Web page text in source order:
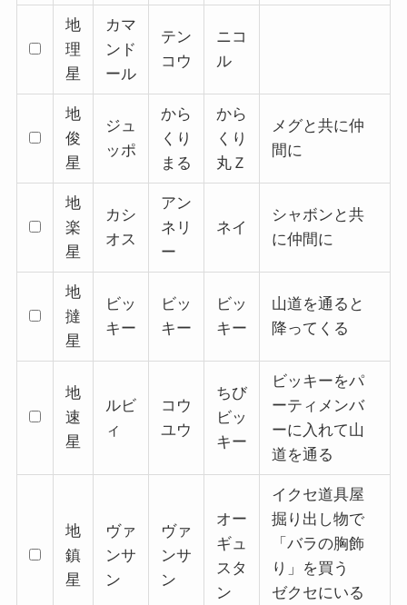
地
理
星
カマ
ンド
ール
テン
コウ
ニコ
ル
地
俊
星
ジュ
ッポ
から
くり
まる
から
くり
丸Ｚ
メグと共に仲
間に
地
楽
星
カシ
オス
アン
ネリ
ー
ネイ
シャボンと共
に仲間に
地
撻
星
ビッ
キー
ビッ
キー
ビッ
キー
山道を通ると
降ってくる
地
速
星
ルビ
ィ
コウ
ユウ
ちび
ビッ
キー
ビッキーをパ
ーティメンバ
ーに入れて山
道を通る
地
鎮
星
ヴァ
ンサ
ン
ヴァ
ンサ
ン
オー
ギュ
スタ
ン
イクセ道具屋
掘り出し物で
「バラの胸飾
り」を買う
ゼクセにいる